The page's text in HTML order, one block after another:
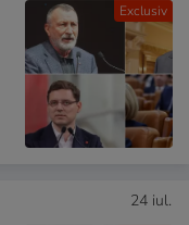
Exclusiv
24 iul.